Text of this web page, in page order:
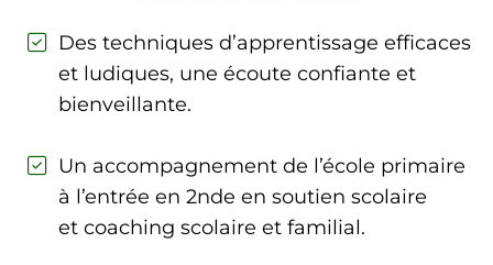
Des techniques d’apprentissage efficaces
et ludiques, une écoute confiante et
bienveillante.
Un accompagnement de l’école primaire
à l’entrée en 2nde en soutien scolaire
et coaching scolaire et familial.